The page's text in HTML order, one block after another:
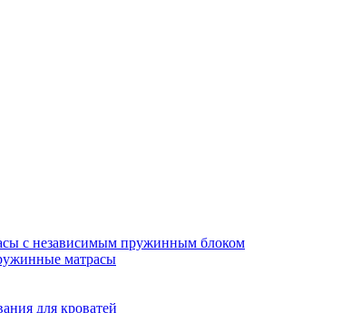
с независимым пружинным блоком
матрасы
для кроватей